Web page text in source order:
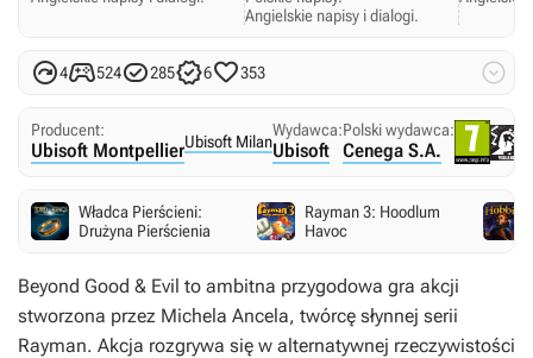
Angielskie napisy i dialogi.
45242856353 
Producent:
Ubisoft MontpellierUbisoft Milan
Wydawca:
Ubisoft
Polski wydawca:
Cenega S.A.
Władca Pierścieni:
Drużyna Pierścienia
Rayman 3: Hoodlum
Havoc
Beyond Good & Evil to ambitna przygodowa gra akcji
stworzona przez Michela Ancela, twórcę słynnej serii
Rayman. Akcja rozgrywa się w alternatywnej rzeczywistości